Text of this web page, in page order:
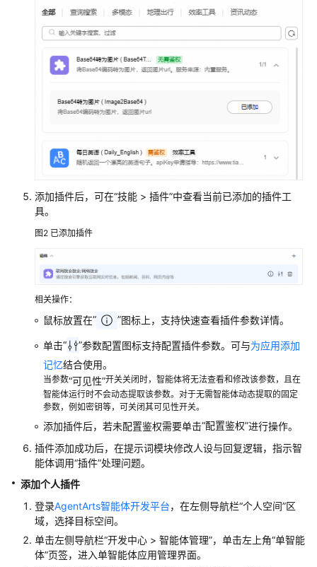
创
建
并
配
置
智
应
用
为
用
技
添
加
服
务
添
加
插
件
加
工
作
流
添加插件后，可在“技能 > 插件”中查看当前已添加的插件工
具。
图2 已添加插件
相关操作：
鼠标放置在“ ”图标上，支持快速查看插件参数详情。
单击“ ”参数配置图标支持配置插件参数。可与为应用添加
记忆结合使用。
当参数“可见性”开关关闭时，智能体将无法查看和修改该参数，且在
智能体运行时不会动态提取该参数。对于无需智能体动态提取的固定
参数，例如密钥等，可关闭其可见性开关。
添加插件后，若未配置鉴权需要单击“配置鉴权”进行操作。
插件添加成功后，在提示词模块修改人设与回复逻辑，指示智
能体调用“插件”处理问题。
添加个人插件
登录AgentArts智能体开发平台，在左侧导航栏“个人空间”区
域，选择目标空间。
单击左侧导航栏“开发中心 > 智能体管理”，单击左上角“单智能
体”页签，进入单智能体应用管理界面。